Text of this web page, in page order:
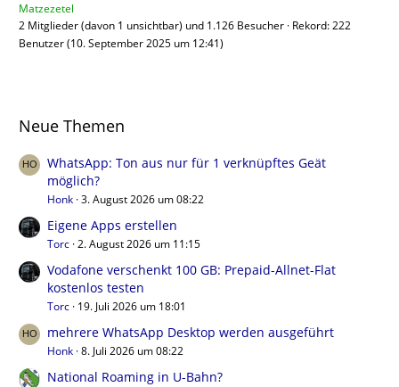
Matzezetel
2 Mitglieder (davon 1 unsichtbar) und 1.126 Besucher Rekord: 222
Benutzer (10. September 2025 um 12:41)
Neue Themen
WhatsApp: Ton aus nur für 1 verknüpftes Geät
möglich?
Honk 3. August 2026 um 08:22
Eigene Apps erstellen
Torc 2. August 2026 um 11:15
Vodafone verschenkt 100 GB: Prepaid-Allnet-Flat
kostenlos testen
Torc 19. Juli 2026 um 18:01
mehrere WhatsApp Desktop werden ausgeführt
Honk 8. Juli 2026 um 08:22
National Roaming in U-Bahn?